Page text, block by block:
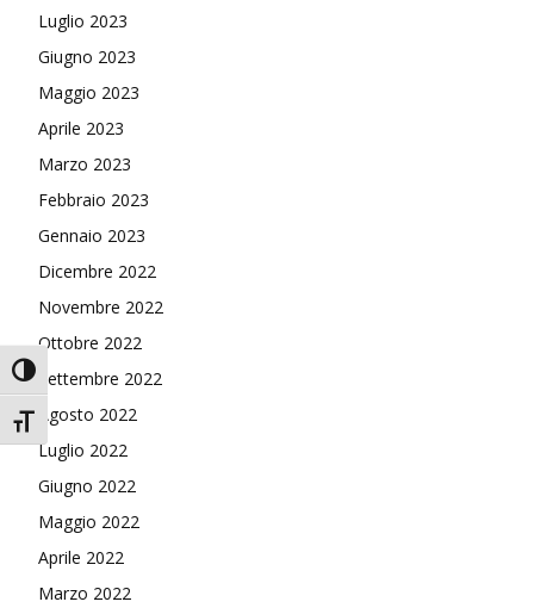
Attiva/disattiva alto contrasto
Attiva/disattiva dimensione testo
Luglio 2023
Giugno 2023
Maggio 2023
Aprile 2023
Marzo 2023
Febbraio 2023
Gennaio 2023
Dicembre 2022
Novembre 2022
Ottobre 2022
Settembre 2022
Agosto 2022
Luglio 2022
Giugno 2022
Maggio 2022
Aprile 2022
Marzo 2022